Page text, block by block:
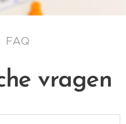
FAQ
vragen